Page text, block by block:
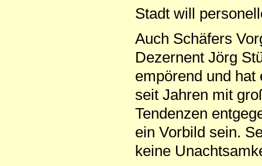
Stadt will
Auch Schäfers
Dezernent Jörg
empörend und
seit Jahren mit
Tendenzen
ein Vorbild sein.
keine